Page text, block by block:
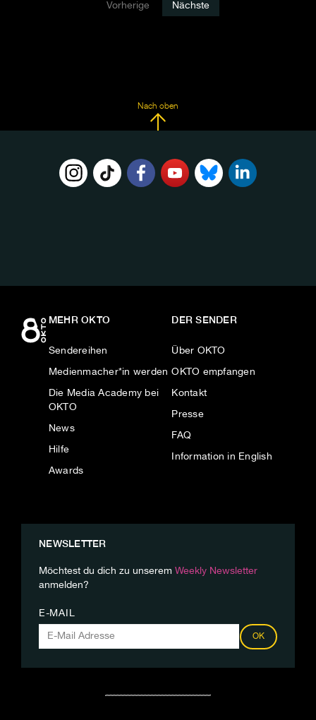
Vorherige Nächste
Nach oben
MEHR OKTO
Sendereihen
Medienmacher*in werden
Die Media Academy bei
OKTO
News
Hilfe
Awards
DER SENDER
Über OKTO
OKTO empfangen
Kontakt
Presse
FAQ
Information in English
NEWSLETTER
Möchtest du dich zu unserem Weekly Newsletter
anmelden?
E-MAIL
OK